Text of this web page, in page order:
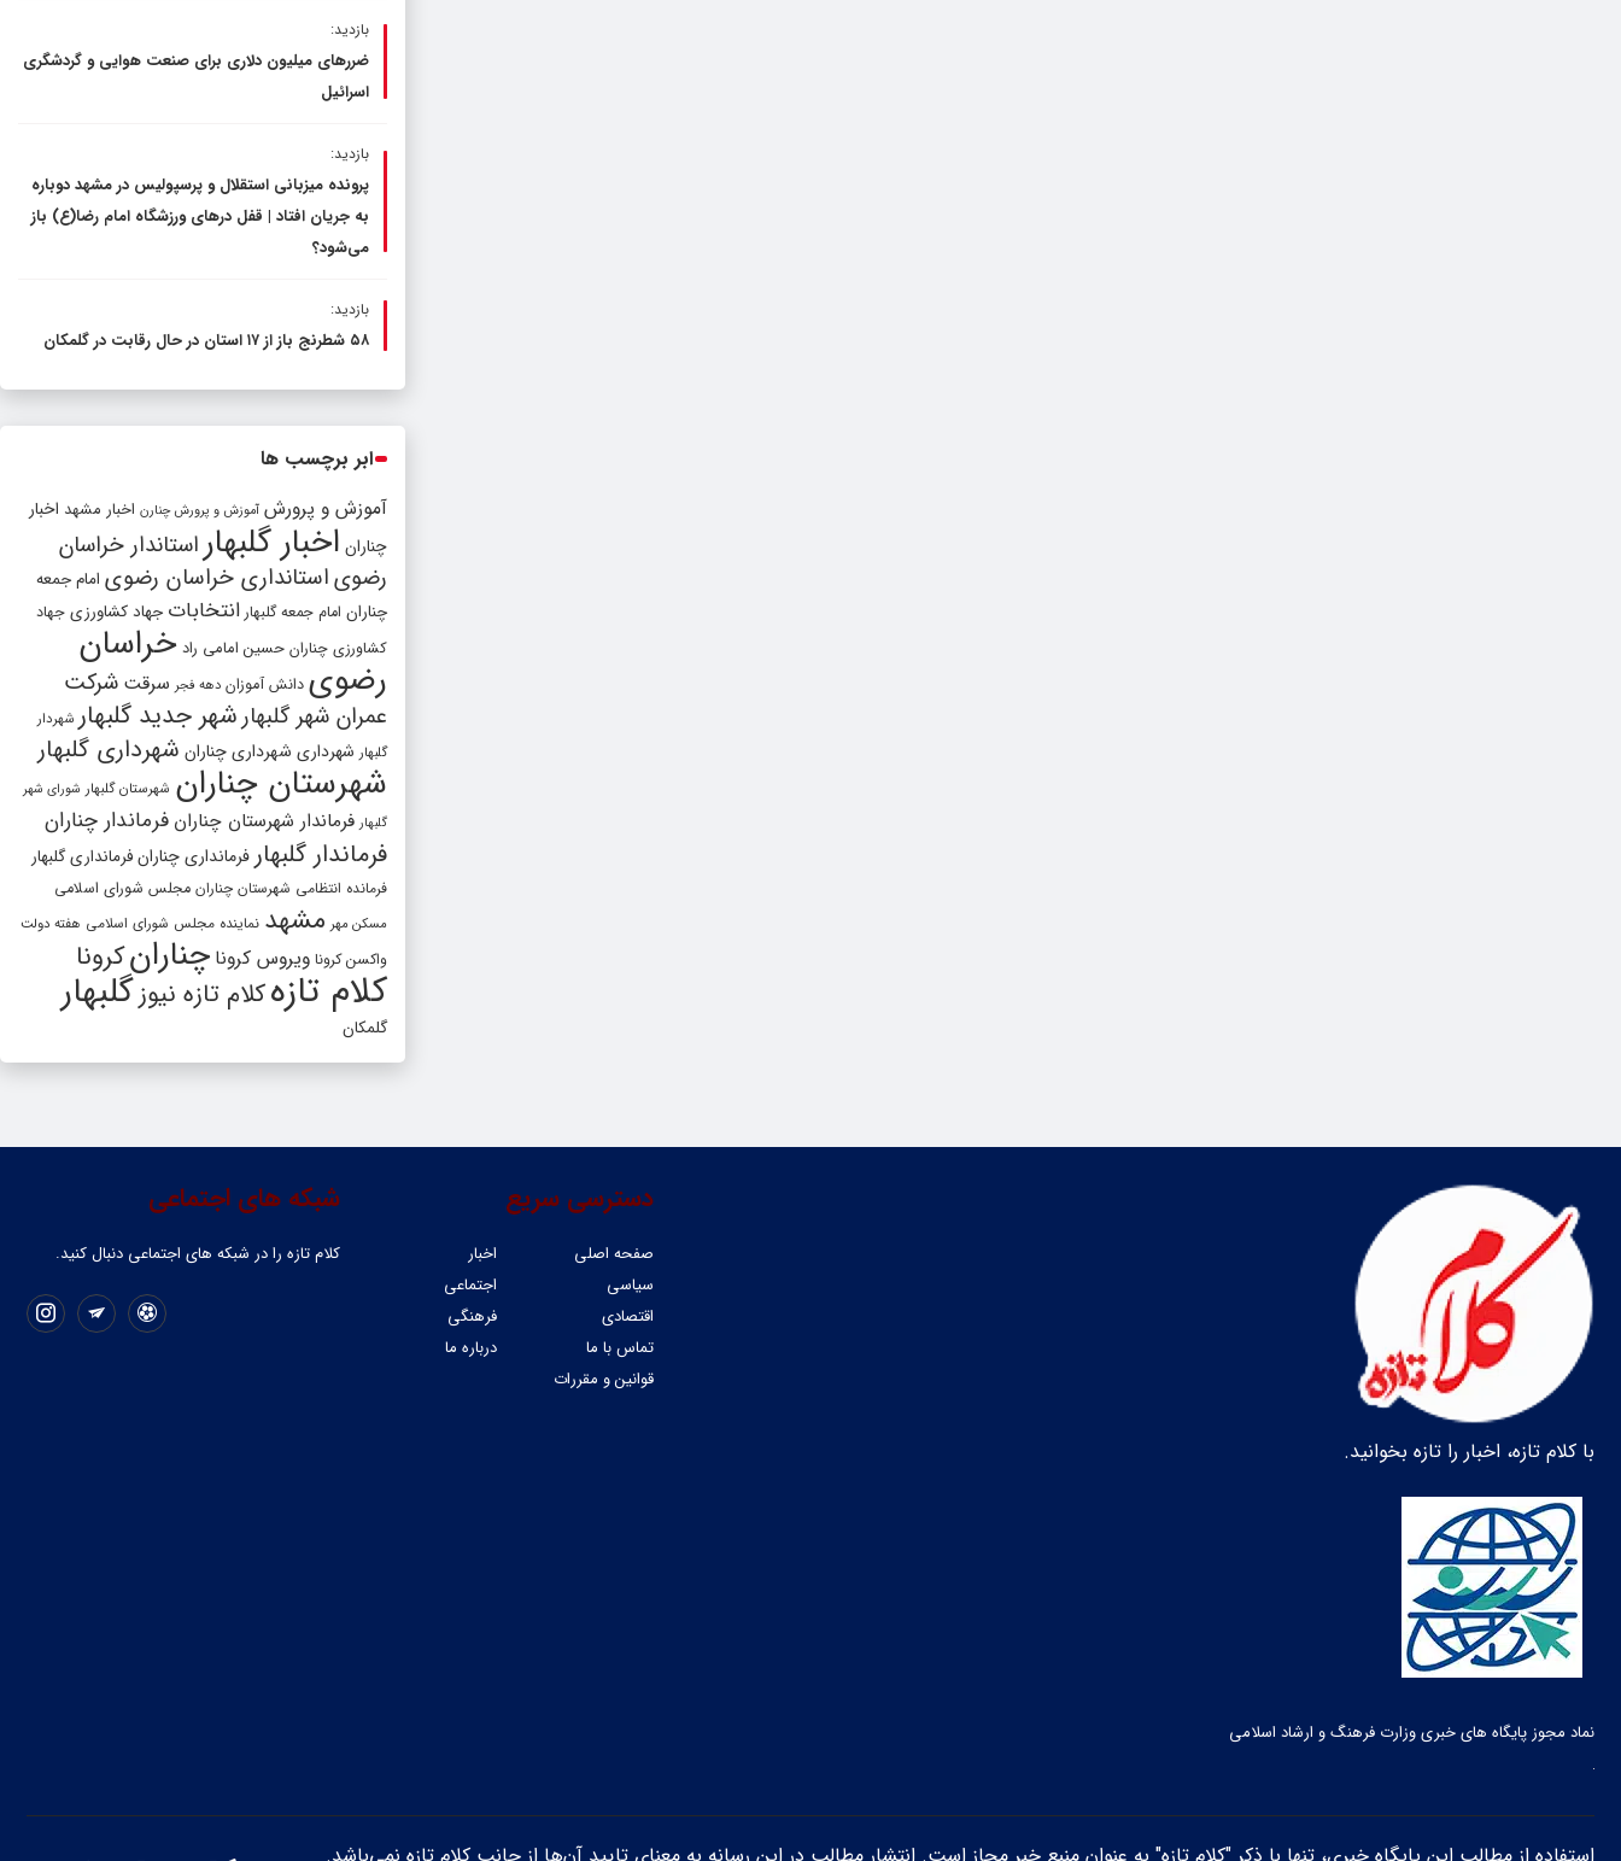
بازدید:
ضررهای میلیون دلاری برای صنعت هوایی و گردشگری
اسرائیل
بازدید:
پرونده میزبانی استقلال و پرسپولیس در مشهد دوباره
به جریان افتاد | قفل در‌های ورزشگاه امام رضا(ع) باز
می‌شود؟
بازدید:
۵۸ شطرنج‌ باز از ۱۷ استان در حال رقابت در گلمکان
ابر برچسب ها
آموزش و پرورش آموزش و پرورش چنارن اخبار مشهد اخبار
چناران اخبار گلبهار استاندار خراسان
رضویاستانداری خراسان رضوی امام جمعه
چناران امام جمعه گلبهار انتخابات جهاد کشاورزی جهاد
کشاورزی چناران حسین امامی راد خراسان
رضوی دانش آموزان دهه فجر سرقت شرکت
عمران شهر گلبهارشهر جدید گلبهار شهردار
گلبهار شهرداری شهرداری چناران شهرداری گلبهار
شهرستان چناران شهرستان گلبهار شورای شهر
گلبهار فرماندار شهرستان چناران فرماندار چناران
فرماندار گلبهار فرمانداری چنارانفرمانداری گلبهار
فرمانده انتظامی شهرستان چناران مجلس شورای اسلامی
مسکن مهر مشهد نماینده مجلس شورای اسلامی هفته دولت
واکسن کرونا ویروس کرونا چنارانکرونا
کلام تازهکلام تازه نیوزگلبهار
گلمکان
با کلام تازه، اخبار را تازه بخوانید.
نماد مجوز پایگاه های خبری وزارت فرهنگ و ارشاد اسلامی
شبکه های اجتماعی
کلام تازه را در شبکه ‌های اجتماعی دنبال کنید.
دسترسی سریع
صفحه اصلی
اخبار
سیاسی
اجتماعی
اقتصادی
فرهنگی
تماس با ما
درباره ما
قوانین و مقررات